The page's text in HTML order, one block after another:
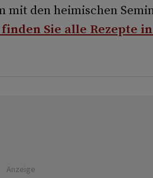
mit den heimischen
Sie alle Rezepte
Anzeige